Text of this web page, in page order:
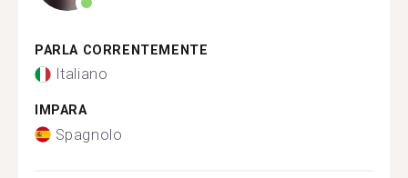
PARLA CORRENTEMENTE
Italiano
IMPARA
Spagnolo